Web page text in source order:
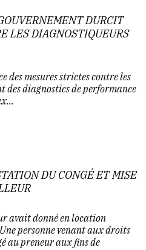
DURCIT
LES DIAGNOSTIQUEURS
des mesures strictes contre les
diagnostics de performance
DU CONGÉ ET MISE
avait donné en location
personne venant aux droits
au preneur aux fins de